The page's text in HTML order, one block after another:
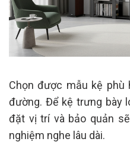
Chọn được mẫu kệ phù
đường. Để kệ trưng bày
đặt vị trí và bảo quản
nghiệm nghe lâu dài.